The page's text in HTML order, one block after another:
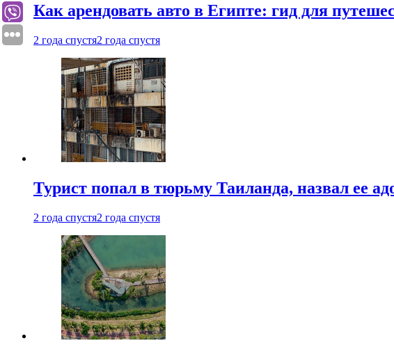
Как арендовать авто в Египте: гид для
2 года спустя2 года спустя
Турист попал в тюрьму Таиланда, назвал ее
2 года спустя2 года спустя